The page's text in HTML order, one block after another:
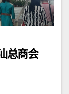
总商会